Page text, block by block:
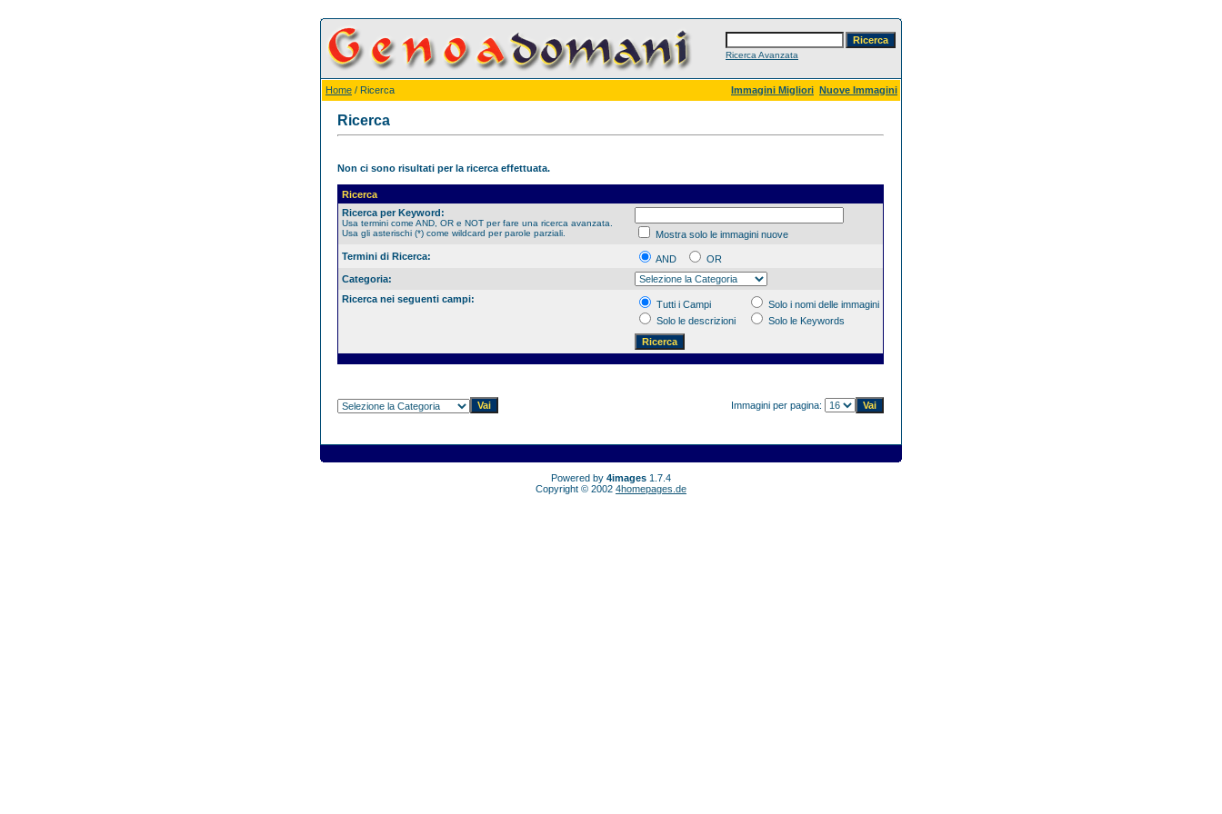
Ricerca Avanzata
Home / Ricerca Immagini Migliori Nuove Immagini
Ricerca
Non ci sono risultati per la ricerca effettuata.
Ricerca
Ricerca per Keyword:
Usa termini come AND, OR e NOT per fare una ricerca avanzata.
Usa gli asterischi (*) come wildcard per parole parziali.
Mostra solo le immagini nuove
Termini di Ricerca:
AND
OR
Categoria:
Ricerca nei seguenti campi:
Tutti i Campi
Solo i nomi delle immagini
Solo le descrizioni
Solo le Keywords
Immagini per pagina:
Powered by 4images 1.7.4
Copyright © 2002 4homepages.de